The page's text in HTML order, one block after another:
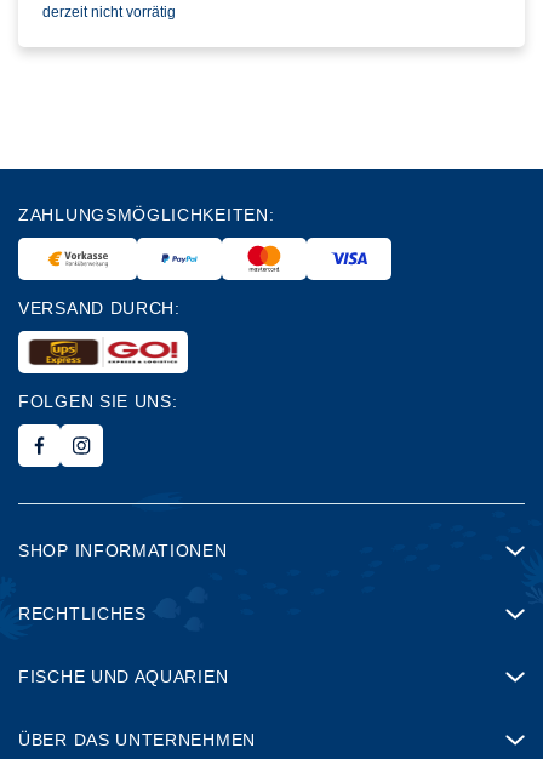
derzeit nicht vorrätig
ZAHLUNGSMÖGLICHKEITEN:
VERSAND DURCH:
FOLGEN SIE UNS:
SHOP INFORMATIONEN
RECHTLICHES
FISCHE UND AQUARIEN
ÜBER DAS UNTERNEHMEN